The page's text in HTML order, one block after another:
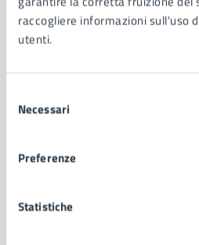
raccogliere informazioni sull'uso
utenti.
delNecessari
Preferenze
Statistiche
AMMINISTRAZIONE
Municipalità
Politici
Documenti e dati
Intranet, posta aziendale e protocollo